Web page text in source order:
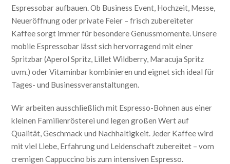
Espressobar aufbauen. Ob Business Event, Hochzeit, Messe,
Neueröffnung oder private Feier – frisch zubereiteter
Kaffee sorgt immer für besondere Genussmomente. Unsere
mobile Espressobar lässt sich hervorragend mit einer
Spritzbar (Aperol Spritz, Lillet Wildberry, Maracuja Spritz
uvm.) oder Vitaminbar kombinieren und eignet sich ideal für
Tages- und Businessveranstaltungen.
Wir arbeiten ausschließlich mit Espresso-Bohnen aus einer
kleinen Familienrösterei und legen großen Wert auf
Qualität, Geschmack und Nachhaltigkeit. Jeder Kaffee wird
mit viel Liebe, Erfahrung und Leidenschaft zubereitet – vom
cremigen Cappuccino bis zum intensiven Espresso.